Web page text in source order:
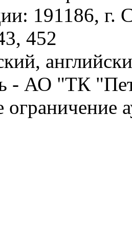
191186, г.
452
- АО "ТК
ограничение